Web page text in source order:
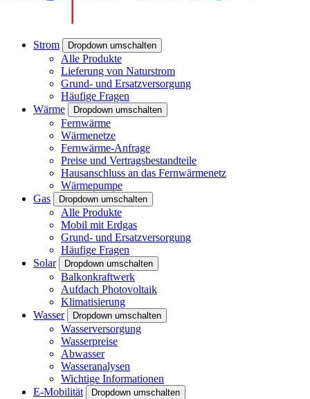
Strom Dropdown umschalten
Alle Produkte
Lieferung von Naturstrom
Grund- und Ersatzversorgung
Häufige Fragen
Wärme
Dropdown umschalten
Fernwärme
Wärmenetze
Fernwärme-Anfrage
Preise und Vertragsbestandteile
Hausanschluss an das Fernwärmenetz
Wärmepumpe
Gas
Dropdown umschalten
Alle Produkte
Mobil mit Erdgas
Grund- und Ersatzversorgung
Häufige Fragen
Solar
Dropdown umschalten
Balkonkraftwerk
Aufdach Photovoltaik
Klimatisierung
Wasser
Dropdown umschalten
Wasserversorgung
Wasserpreise
Abwasser
Wasseranalysen
Wichtige Informationen
E-Mobilität
Dropdown umschalten